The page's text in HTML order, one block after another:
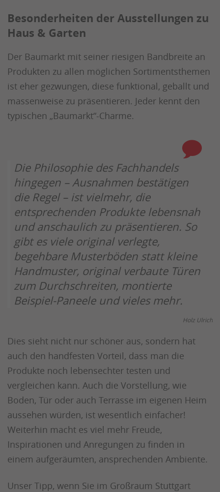
Besonderheiten der Ausstellungen zu
Haus & Garten
Der Baumarkt mit seiner riesigen Bandbreite an
Produkten zu allen möglichen Sortimentsthemen
ist eher gezwungen, diese funktional, geballt und
massenweise zu präsentieren. Jeder kennt den
typischen „Baumarkt“-Charme.
Die Philosophie des Fachhandels
hingegen – Ausnahmen bestätigen
die Regel – ist vielmehr, die
entsprechenden Produkte lebensnah
und anschaulich zu präsentieren. So
gibt es viele original verlegte,
begehbare Musterböden statt kleine
Handmuster, original verbaute Türen
zum Durchschreiten, montierte
Beispiel-Paneele und vieles mehr.
Holz Ulrich
Dies sieht nicht nur schöner aus, sondern hat
auch den handfesten Vorteil, dass man die
Produkte noch lebensechter testen und
vergleichen kann. Auch die Vorstellung, wie
Boden, Tür oder auch Terrasse im eigenen Heim
aussehen würden, ist wesentlich einfacher!
Weiterhin macht es viel mehr Freude,
Inspirationen und Anregungen zu finden in
einem aufgeräumten, ansprechenden Ambiente.
Unser Tipp, wenn Sie im Großraum Stuttgart